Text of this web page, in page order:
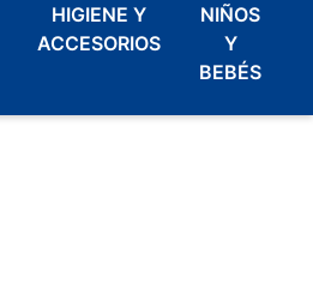
HIGIENE Y
ACCESORIOS
NIÑOS
Y
BEBÉS